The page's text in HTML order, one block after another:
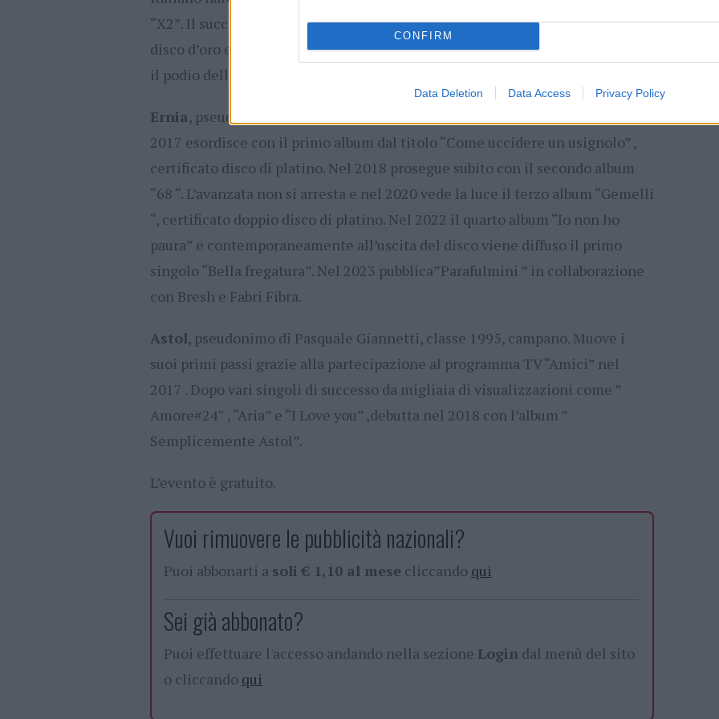
CONFIRM
Data Deletion Data Access Privacy Policy
“X2”. Il successo è stellare: a sole due settimane dall’uscita è già certificato
disco d’oro e conta oltre 80 milioni di stream. L’artista ha anche conquistato
il podio della classifica dei singoli con “Solite pare” .
Ernia, pseudonimo di Matteo Professione, classe 1993, rapper milanese. Nel
2017 esordisce con il primo album dal titolo “Come uccidere un usignolo” ,
certificato disco di platino. Nel 2018 prosegue subito con il secondo album
“68 “. L’avanzata non si arresta e nel 2020 vede la luce il terzo album “Gemelli
“, certificato doppio disco di platino. Nel 2022 il quarto album “Io non ho
paura” e contemporaneamente all’uscita del disco viene diffuso il primo
singolo “Bella fregatura”. Nel 2023 pubblica”Parafulmini ” in collaborazione
con Bresh e Fabri Fibra.
Astol, pseudonimo di Pasquale Giannetti, classe 1995, campano. Muove i
suoi primi passi grazie alla partecipazione al programma TV “Amici” nel
2017 . Dopo vari singoli di successo da migliaia di visualizzazioni come ”
Amore#24″ , “Aria” e “I Love you” ,debutta nel 2018 con l’album ”
Semplicemente Astol”.
L’evento è gratuito.
Vuoi rimuovere le pubblicità nazionali?
Puoi abbonarti a soli € 1,10 al mese cliccando qui
Sei già abbonato?
Puoi effettuare l'accesso andando nella sezione Login dal menù del sito
o cliccando qui